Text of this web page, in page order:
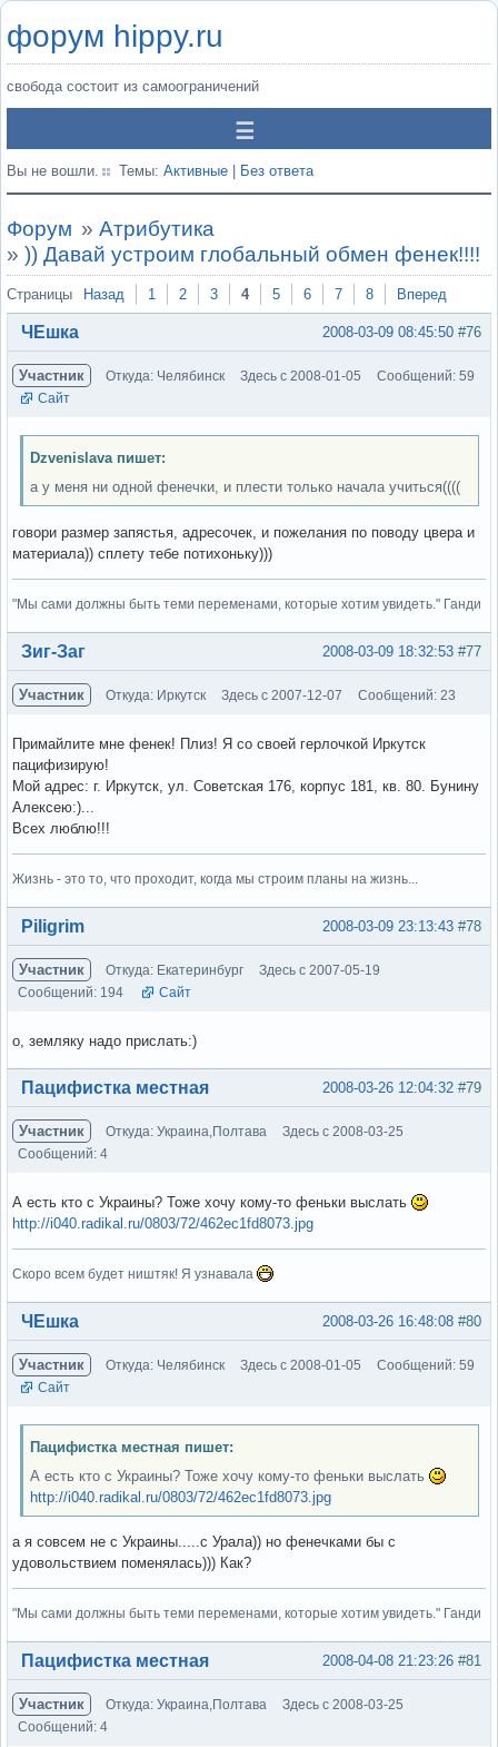
форум hippy.ru
свобода состоит из самоограничений
Вы не вошли. Темы: Активные Без ответа
Форум » Атрибутика
» )) Давай устроим глобальный обмен фенек!!!!
Страницы Назад 1 2 3 4 5 6 7 8 Вперед
#76
2008-03-09 08:45:50
ЧЕшка
Участник Откуда: Челябинск Здесь с 2008-01-05
Сообщений: 59
Сайт
Dzvenislava пишет:
а у меня ни одной фенечки, и плести только начала учиться((((
говори размер запястья, адресочек, и пожелания по поводу цвера и
материала)) сплету тебе потихоньку)))
"Мы сами должны быть теми переменами, которые хотим увидеть." Ганди
Вне форума #77
2008-03-09 18:32:53
Зиг-Заг
Участник Откуда: Иркутск Здесь с 2007-12-07 Сообщений: 23
Примайлите мне фенек! Плиз! Я со своей герлочкой Иркутск
пацифизирую!
Мой адрес: г. Иркутск, ул. Советская 176, корпус 181, кв. 80. Бунину
Алексею:)...
Всех люблю!!!
Жизнь - это то, что проходит, когда мы строим планы на жизнь...
Вне форума #78
2008-03-09 23:13:43
Piligrim
Участник Откуда: Екатеринбург
Здесь с 2007-05-19
Сообщений: 194
Сайт
о, земляку надо прислать:)
Вне форума #79
2008-03-26 12:04:32
Пацифистка местная
Участник Откуда: Украина,Полтава
Здесь с 2008-03-25
Сообщений: 4
А есть кто с Украины? Тоже хочу кому-то феньки выслать
http://i040.radikal.ru/0803/72/462ec1fd8073.jpg
Скоро всем будет ништяк! Я узнавала
Вне форума #80
2008-03-26 16:48:08
ЧЕшка
Участник Откуда: Челябинск Здесь с 2008-01-05
Сообщений: 59
Сайт
Пацифистка местная пишет:
А есть кто с Украины? Тоже хочу кому-то феньки выслать
http://i040.radikal.ru/0803/72/462ec1fd8073.jpg
а я совсем не с Украины.....с Урала)) но фенечками бы с
удовольствием поменялась))) Как?
"Мы сами должны быть теми переменами, которые хотим увидеть." Ганди
Вне форума #81
2008-04-08 21:23:26
Пацифистка местная
Участник Откуда: Украина,Полтава
Здесь с 2008-03-25
Сообщений: 4